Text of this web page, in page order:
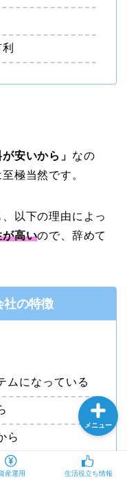
安いから」 なの
極当然です。
以下の理由によっ
が高いので、辞めて
社の特徴
ムになっている
ら
産運用 生活役立ち情報
メニュー
ロフィール
転職